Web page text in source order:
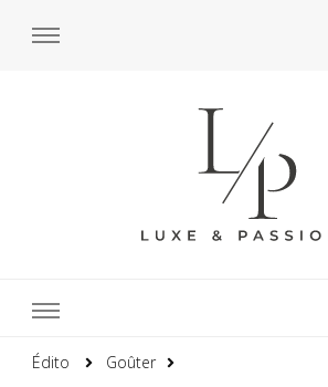
Édito
Goûter